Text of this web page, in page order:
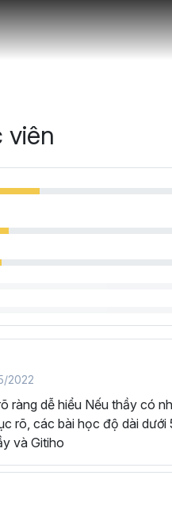
GÌ SAU KHÓA HỌC
dạng Content hấp dẫn nhất
cơ bản: cách điều
để nâng cao chất lượng
trực tiếp trên smartphone
cáo sản phẩm cho
mang đậm dấu ấn cá
SAU KHÓA HỌC QUAY
đồ uống
viên
2022
ràng dễ hiểu Nếu thầy có
rõ, các bài học độ dài dưới
và Gitiho